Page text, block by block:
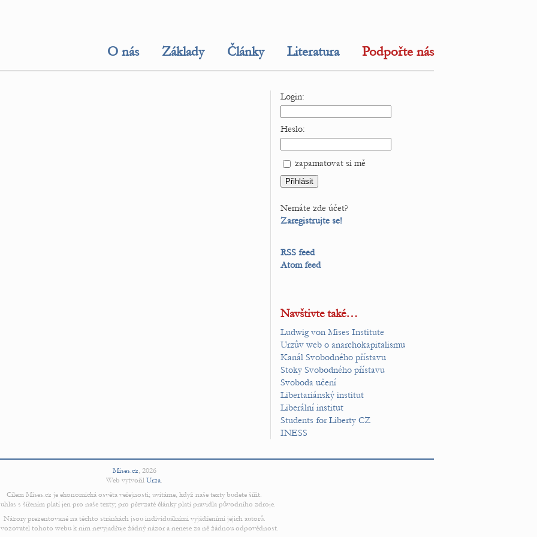
O nás Základy Články Literatura Podpořte nás
Login:
Heslo:
zapamatovat si mě
Nemáte zde účet?
Zaregistrujte se!
RSS feed
Atom feed
Navštivte také…
Ludwig von Mises Institute
Urzův web o anarchokapitalismu
Kanál Svobodného přístavu
Stoky Svobodného přístavu
Svoboda učení
Libertariánský institut
Liberální institut
Students for Liberty CZ
INESS
Mises.cz, 2026
Web vytvořil Urza.
Cílem Mises.cz je ekonomická osvěta veřejnosti; uvítáme, když naše texty budete šířit.
s šířením platí jen pro naše texty; pro převzaté články platí pravidla původního zdroje.
Názory prezentované na těchto stránkách jsou individuálními vyjádřeními jejich autorů.
tohoto webu k nim nevyjadřuje žádný názor a nenese za ně žádnou odpovědnost.